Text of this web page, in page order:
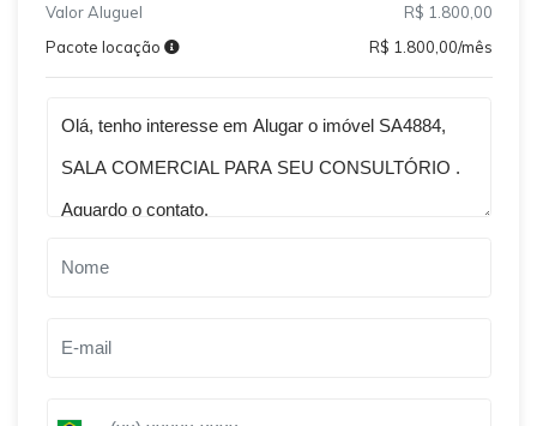
Valor Aluguel
R$ 1.800,00
Pacote locação
R$ 1.800,00/mês